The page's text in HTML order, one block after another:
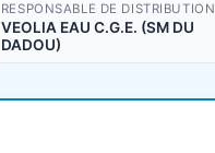
RESPONSABLE DE DISTRIBUTION
VEOLIA EAU C.G.E. (SM DU
DADOU)